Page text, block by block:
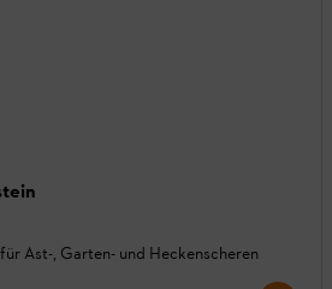
Ast-, Garten- und Heckenscheren